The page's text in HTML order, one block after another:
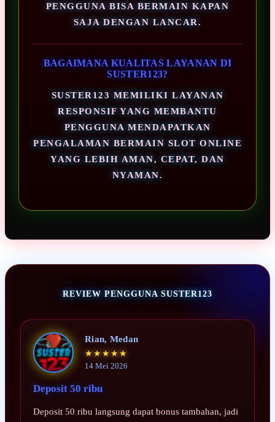
PENGGUNA BISA BERMAIN KAPAN
SAJA DENGAN LANCAR.
BAGAIMANA KUALITAS LAYANAN DI
SUSTER123?
SUSTER123 MEMILIKI LAYANAN
RESPONSIF YANG MEMBANTU
PENGGUNA MENDAPATKAN
PENGALAMAN BERMAIN SLOT ONLINE
YANG LEBIH AMAN, CEPAT, DAN
NYAMAN.
REVIEW PENGGUNA SUSTER123
Rian, Medan
★★★★★
14 Mei 2026
Deposit 50 ribu
Deposit 50 ribu langsung dapat bonus tambahan, jadi